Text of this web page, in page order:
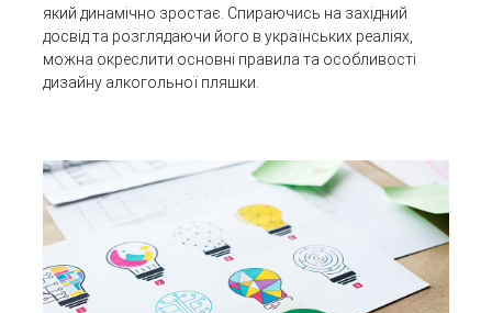
який динамічно зростає. Спираючись на західний
досвід та розглядаючи його в українських реаліях,
можна окреслити основні правила та особливості
дизайну алкогольної пляшки.